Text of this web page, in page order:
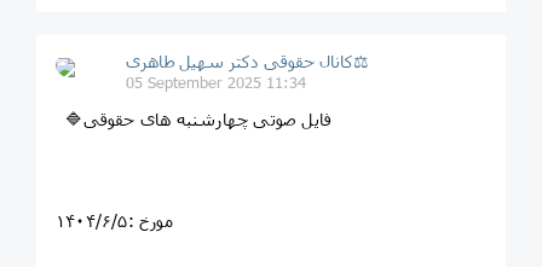
کانال حقوقی دکتر سهيل طاهری⚖
05 September 2025 11:34
🔷فایل صوتی چهارشنبه های حقوقی
مورخ :۱۴۰۴/۶/۵